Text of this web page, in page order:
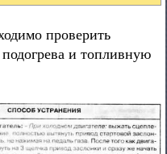
проверить
подогрева и топливную